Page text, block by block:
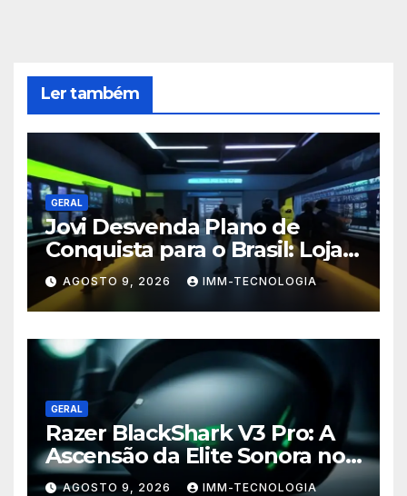
Ler também
GERAL
Jovi Desvenda Plano de
Conquista para o Brasil: Lojas
Físicas e Celulares
Personalizados
AGOSTO 9, 2026 IMM-TECNOLOGIA
GERAL
Razer BlackShark V3 Pro: A
Ascensão da Elite Sonora no
Mundo Gamer
AGOSTO 9, 2026 IMM-TECNOLOGIA